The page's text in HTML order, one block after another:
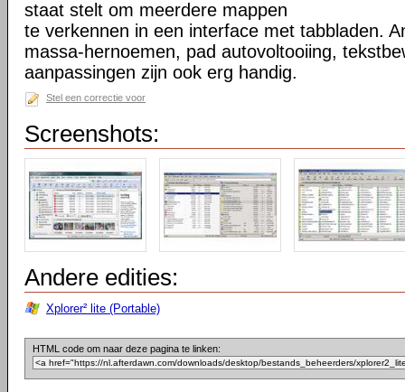
staat stelt om meerdere mappen
te verkennen in een interface met tabbladen.
massa-hernoemen, pad autovoltooiing,
aanpassingen zijn ook erg handig.
Stel een correctie voor
Screenshots:
Andere edities:
Xplorer² lite (Portable)
HTML code om naar deze pagina te linken: